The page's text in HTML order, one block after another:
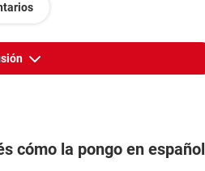
cómo la pongo en español